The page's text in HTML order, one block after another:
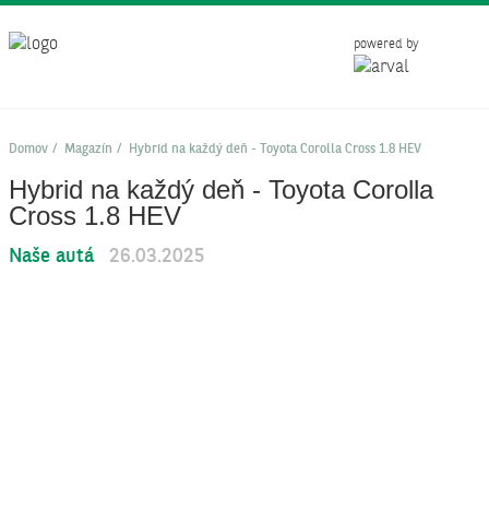
powered by
Domov Magazín Hybrid na každý deň - Toyota Corolla Cross 1.8 HEV
Hybrid na každý deň - Toyota Corolla
Cross 1.8 HEV
Naše autá 26.03.2025